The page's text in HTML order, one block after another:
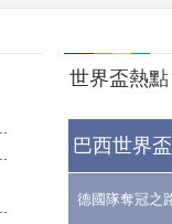
世界盃熱點
巴西世界
德國隊奪冠之